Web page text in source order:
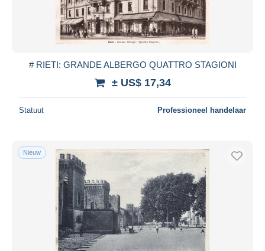
# RIETI: GRANDE ALBERGO QUATTRO STAGIONI
± US$ 17,34
Statuut Professioneel handelaar
Nieuw